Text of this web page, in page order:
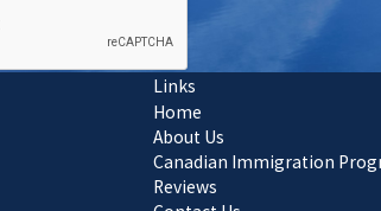
Links
Home
About Us
Canadian Immigration
Reviews